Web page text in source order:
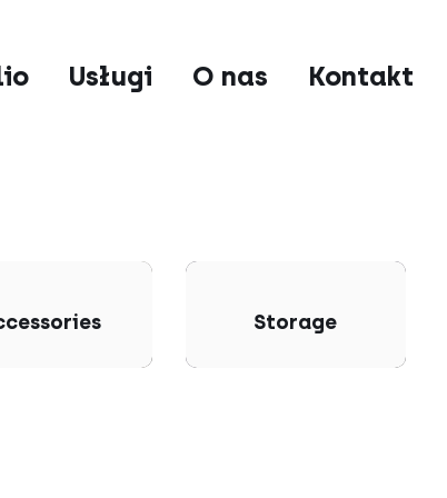
Usługi O nas Kontakt
Storage